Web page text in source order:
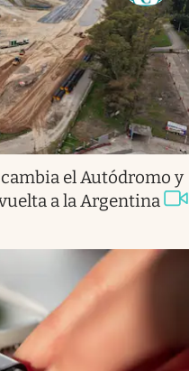
el Autódromo y
a la Argentina